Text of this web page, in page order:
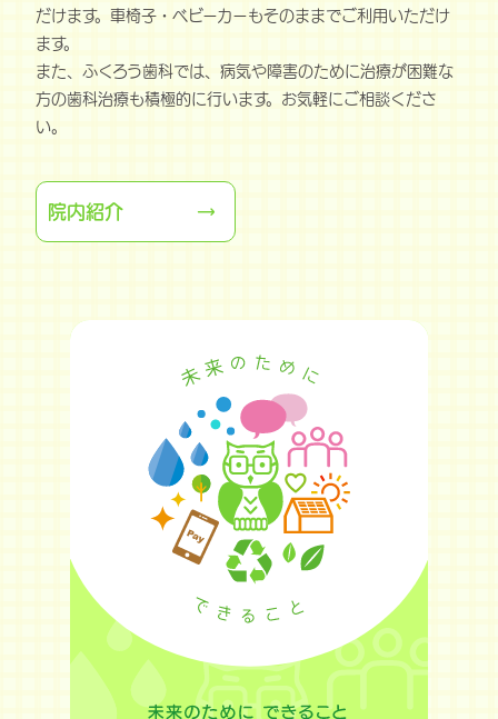
だけます。車椅子・ベビーカーもそのままでご利用いただけ
ます。
また、ふくろう歯科では、病気や障害のために治療が困難な
方の歯科治療も積極的に行います。お気軽にご相談くださ
い。
院内紹介